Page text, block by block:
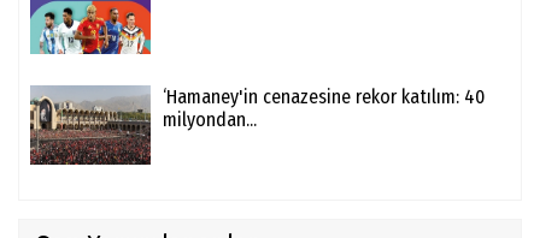
‘Hamaney'in cenazesine rekor katılım: 40
milyondan...